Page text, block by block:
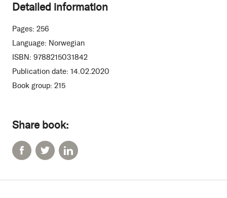
Share book:
Detailed information
Pages: 256
Language: Norwegian
ISBN: 9788215031842
Publication date: 14.02.2020
Book group: 215